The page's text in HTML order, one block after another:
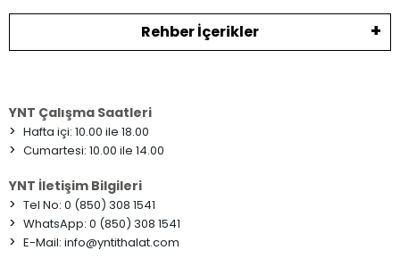
Rehber İçerikler
YNT Çalışma Saatleri
> Hafta içi: 10.00 ile 18.00
> Cumartesi: 10.00 ile 14.00
YNT İletişim Bilgileri
> Tel No: 0 (850) 308 1541
> WhatsApp: 0 (850) 308 1541
> E-Mail: info@yntithalat.com